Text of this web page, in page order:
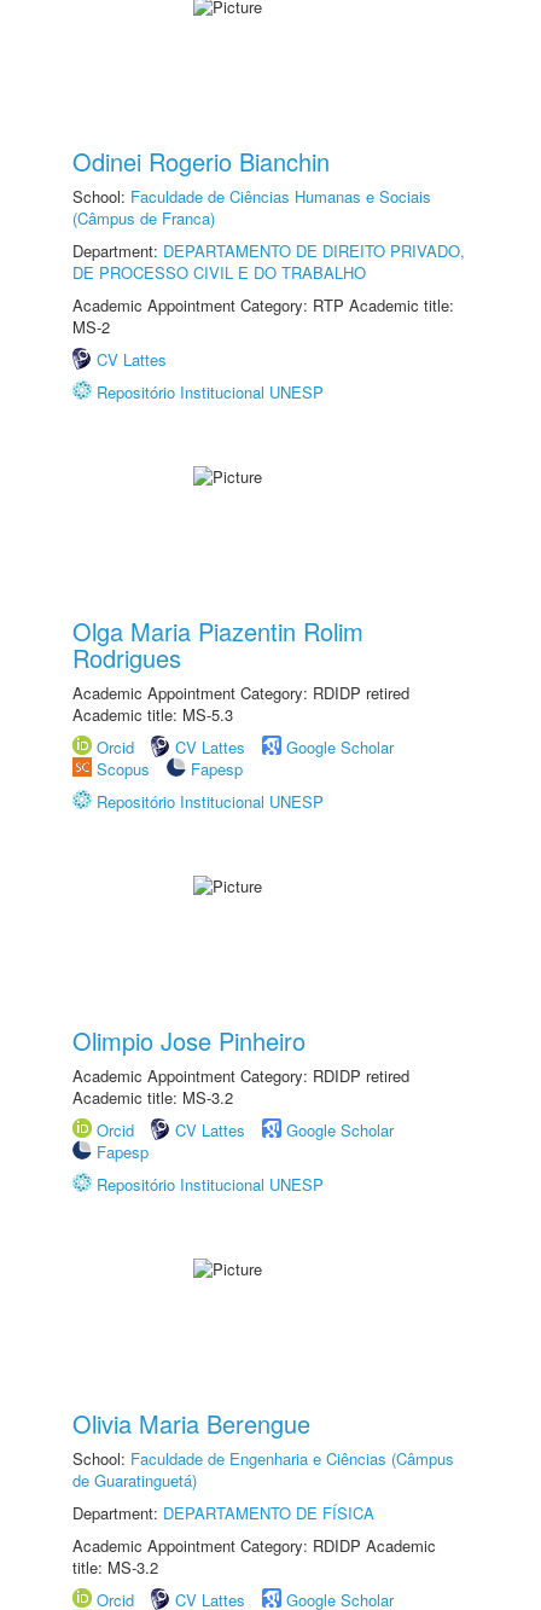
Odinei Rogerio Bianchin
School: Faculdade de Ciências Humanas e Sociais
(Câmpus de Franca)
Department: DEPARTAMENTO DE DIREITO PRIVADO,
DE PROCESSO CIVIL E DO TRABALHO
Academic Appointment Category: RTP Academic title:
MS-2
CV Lattes
Repositório Institucional UNESP
Olga Maria Piazentin Rolim
Rodrigues
Academic Appointment Category: RDIDP retired
Academic title: MS-5.3
Orcid
CV Lattes
Google Scholar
Scopus
Fapesp
Repositório Institucional UNESP
Olimpio Jose Pinheiro
Academic Appointment Category: RDIDP retired
Academic title: MS-3.2
Orcid
CV Lattes
Google Scholar
Fapesp
Repositório Institucional UNESP
Olivia Maria Berengue
School: Faculdade de Engenharia e Ciências (Câmpus
de Guaratinguetá)
Department: DEPARTAMENTO DE FÍSICA
Academic Appointment Category: RDIDP Academic
title: MS-3.2
Orcid
CV Lattes
Google Scholar